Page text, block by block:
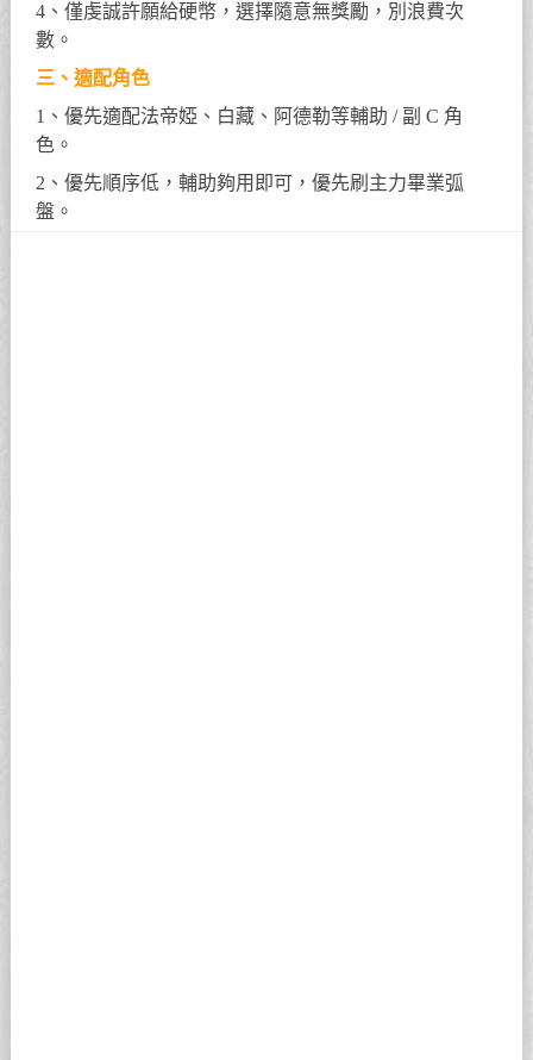
4、僅虔誠許願給硬幣，選擇隨意無獎勵，別浪費次
數。
三、適配角色
1、優先適配法帝婭、白藏、阿德勒等輔助 / 副 C 角
色。
2、優先順序低，輔助夠用即可，優先刷主力畢業弧
盤。